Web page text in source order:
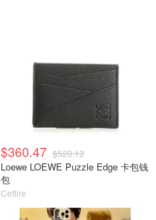
$360.47 $520.12
Loewe LOEWE Puzzle Edge 卡包钱
包
Cettire